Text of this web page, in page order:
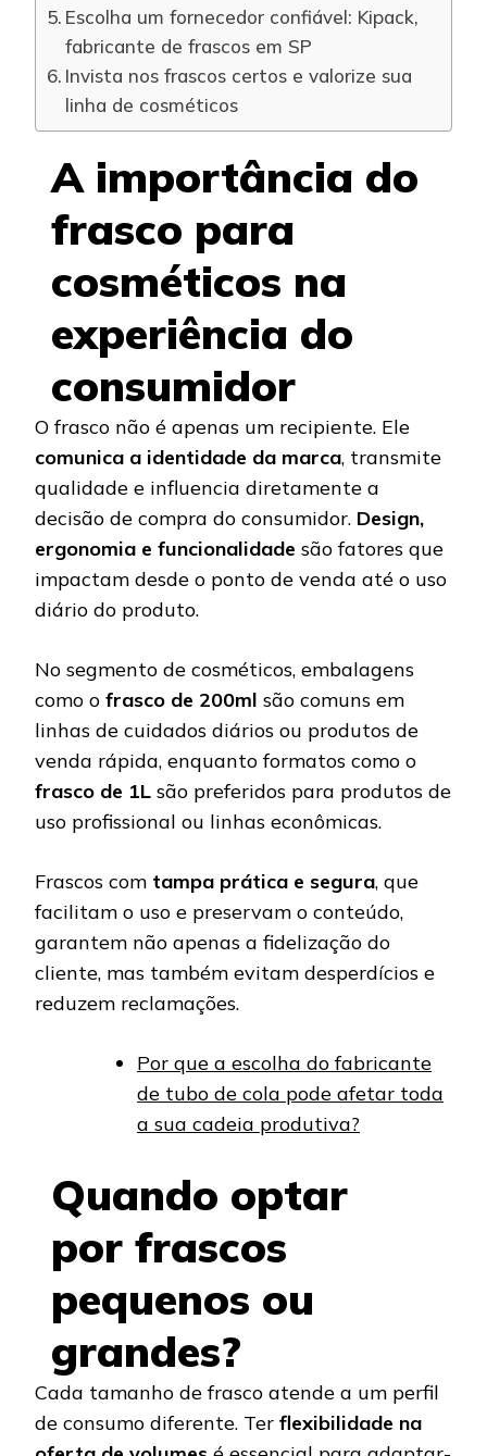
Escolha um fornecedor confiável: Kipack,
fabricante de frascos em SP
Invista nos frascos certos e valorize sua
linha de cosméticos
A importância do
frasco para
cosméticos na
experiência do
consumidor
O frasco não é apenas um recipiente. Ele
comunica a identidade da marca, transmite
qualidade e influencia diretamente a
decisão de compra do consumidor. Design,
ergonomia e funcionalidade são fatores que
impactam desde o ponto de venda até o uso
diário do produto.
No segmento de cosméticos, embalagens
como o frasco de 200ml são comuns em
linhas de cuidados diários ou produtos de
venda rápida, enquanto formatos como o
frasco de 1L são preferidos para produtos de
uso profissional ou linhas econômicas.
Frascos com tampa prática e segura, que
facilitam o uso e preservam o conteúdo,
garantem não apenas a fidelização do
cliente, mas também evitam desperdícios e
reduzem reclamações.
Por que a escolha do fabricante
de tubo de cola pode afetar toda
a sua cadeia produtiva?
Quando optar
por frascos
pequenos ou
grandes?
Cada tamanho de frasco atende a um perfil
de consumo diferente. Ter flexibilidade na